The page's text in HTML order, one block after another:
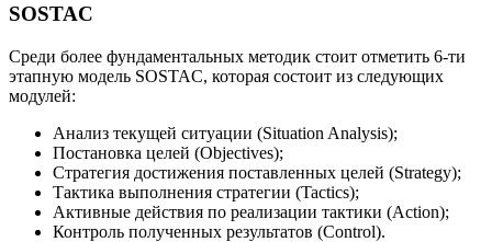
SOSTAC
Среди более фундаментальных методик стоит отметить 6-ти
этапную модель SOSTAC, которая состоит из следующих
модулей:
Анализ текущей ситуации (Situation Analysis);
Постановка целей (Objectives);
Стратегия достижения поставленных целей (Strategy);
Тактика выполнения стратегии (Tactics);
Активные действия по реализации тактики (Action);
Контроль полученных результатов (Control).